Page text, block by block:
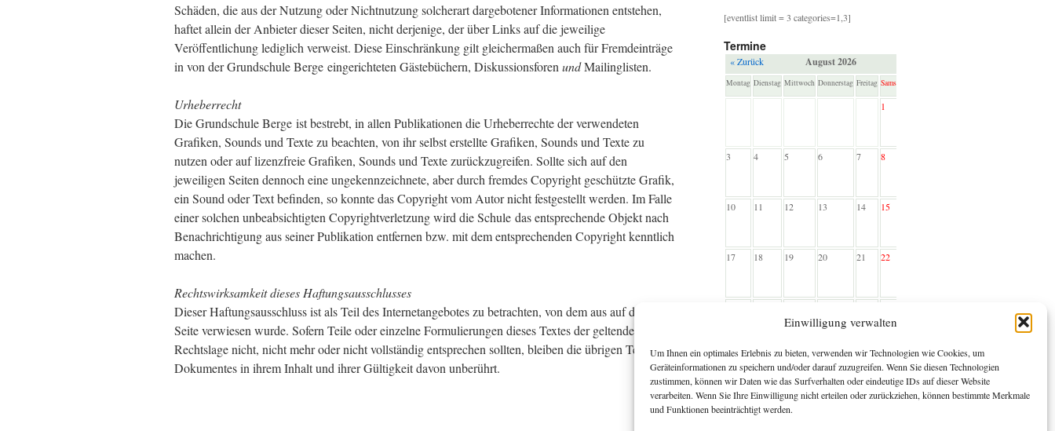
Einwilligung verwalten
Um Ihnen ein optimales Erlebnis zu bieten, verwenden wir Technologien wie Cookies, um
Geräteinformationen zu speichern und/oder darauf zuzugreifen. Wenn Sie diesen Technologien
zustimmen, können wir Daten wie das Surfverhalten oder eindeutige IDs auf dieser Website
verarbeiten. Wenn Sie Ihre Einwilligung nicht erteilen oder zurückziehen, können bestimmte Merkmale
und Funktionen beeinträchtigt werden.
Schäden, die aus der Nutzung oder Nichtnutzung solcherart dargebotener Informationen entstehen,
haftet allein der Anbieter dieser Seiten, nicht derjenige, der über Links auf die jeweilige
Veröffentlichung lediglich verweist. Diese Einschränkung gilt gleichermaßen auch für Fremdeinträge
in von der Grundschule Berge eingerichteten Gästebüchern, Diskussionsforen undMailinglisten.
Urheberrecht
Die Grundschule Berge ist bestrebt, in allen Publikationen die Urheberrechte der verwendeten
Grafiken, Sounds und Texte zu beachten, von ihr selbst erstellte Grafiken, Sounds und Texte zu
nutzen oder auf lizenzfreie Grafiken, Sounds und Texte zurückzugreifen. Sollte sich auf den
jeweiligen Seiten dennoch eine ungekennzeichnete, aber durch fremdes Copyright geschützte Grafik,
ein Sound oder Text befinden, so konnte das Copyright vom Autor nicht festgestellt werden. Im Falle
einer solchen unbeabsichtigten Copyrightverletzung wird die Schule das entsprechende Objekt nach
Benachrichtigung aus seiner Publikation entfernen bzw. mit dem entsprechenden Copyright kenntlich
machen.
Rechtswirksamkeit dieses Haftungsausschlusses
Dieser Haftungsausschluss ist als Teil des Internetangebotes zu betrachten, von dem aus auf diese
Seite verwiesen wurde. Sofern Teile oder einzelne Formulierungen dieses Textes der geltenden
Rechtslage nicht, nicht mehr oder nicht vollständig entsprechen sollten, bleiben die übrigen Teile des
Dokumentes in ihrem Inhalt und ihrer Gültigkeit davon unberührt.
[eventlist limit = 3 categories=1,3]
Termine
« Zurück August 2026
Montag Dienstag Mittwoch Donnerstag Freitag Samstag
1
3 4 5 6 7 8
10 11 12 13 14 15
17 18 19 20 21 22
31
Kalender entwickelt und betreut von